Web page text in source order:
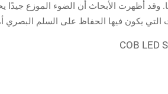
وقد أظهرت الأبحاث أن الضوء الموزع جيدًا